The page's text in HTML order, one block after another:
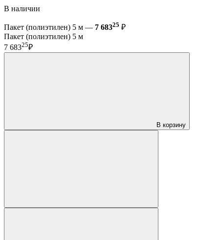
В наличии
Пакет (полиэтилен) 5 м — 7 68325 ₽
Пакет (полиэтилен) 5 м
7 68325₽
В корзину